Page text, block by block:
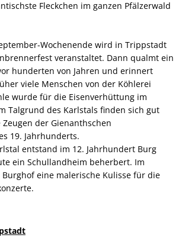
Fleckchen im ganzen Pfälzerwald
Wochenende wird in Trippstadt
veranstaltet. Dann qualmt ein
hunderten von Jahren und erinnert
viele Menschen von der Köhlerei
wurde für die Eisenverhüttung im
Talgrund des Karlstals finden sich gut
der Gienanthschen
19. Jahrhunderts.
entstand im 12. Jahrhundert Burg
ein Schullandheim beherbert. Im
eine malerische Kulisse für die